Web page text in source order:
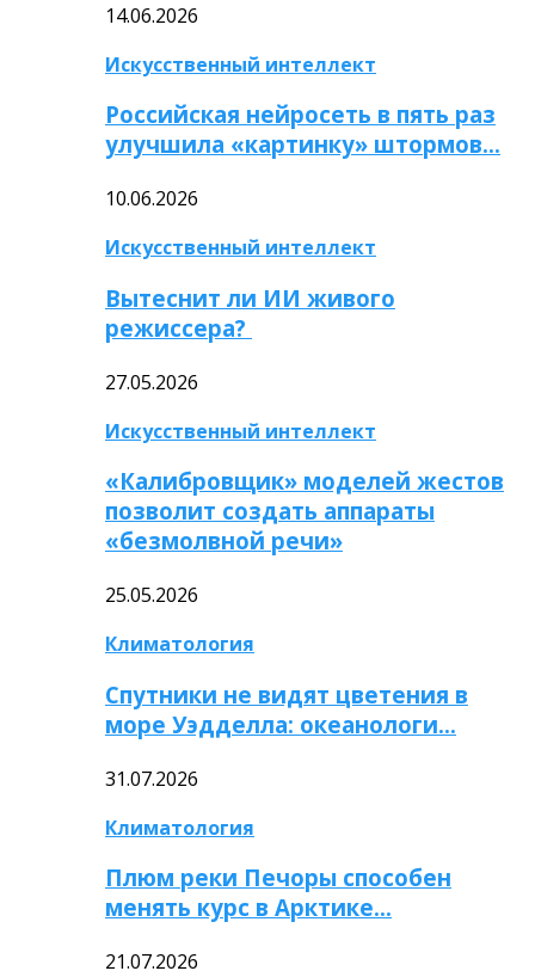
14.06.2026
Искусственный интеллект
Российская нейросеть в пять раз
улучшила «картинку» штормов…
10.06.2026
Искусственный интеллект
Вытеснит ли ИИ живого
режиссера?
27.05.2026
Искусственный интеллект
«Калибровщик» моделей жестов
позволит создать аппараты
«безмолвной речи»
25.05.2026
Климатология
Спутники не видят цветения в
море Уэдделла: океанологи…
31.07.2026
Климатология
Плюм реки Печоры способен
менять курс в Арктике…
21.07.2026